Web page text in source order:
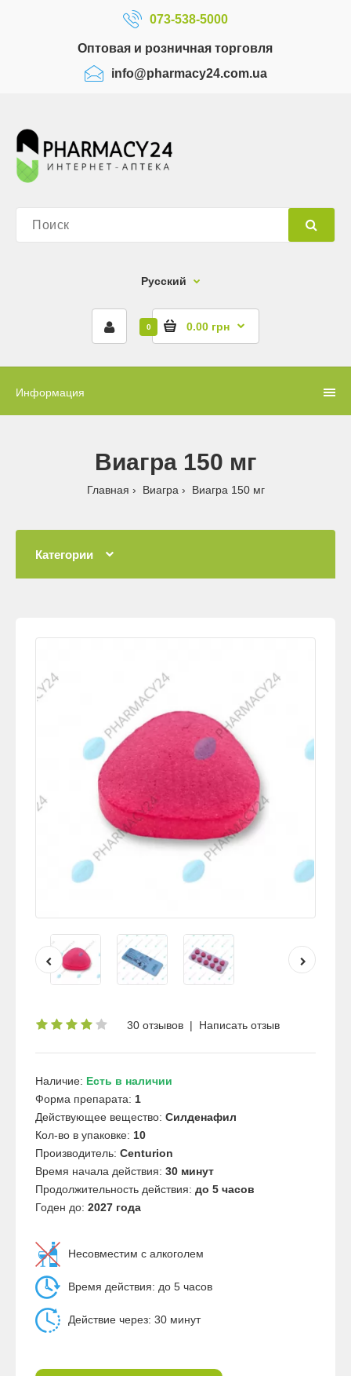
073-538-5000
Оптовая и розничная торговля
info@pharmacy24.com.ua
Русский
0 0.00 грн
Информация
Виагра 150 мг
Главная Виагра Виагра 150 мг
Категории
30 отзывов | Написать отзыв
Наличие: Есть в наличии
Форма препарата: 1
Действующее вещество: Силденафил
Кол-во в упаковке: 10
Производитель: Centurion
Время начала действия: 30 минут
Продолжительность действия: до 5 часов
Годен до: 2027 года
Несовместим с алкоголем
Время действия: до 5 часов
Действие через: 30 минут